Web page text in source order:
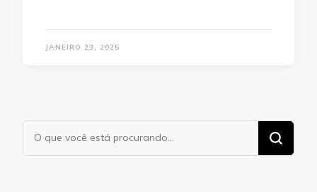
JANEIRO 23, 2025
Procurando